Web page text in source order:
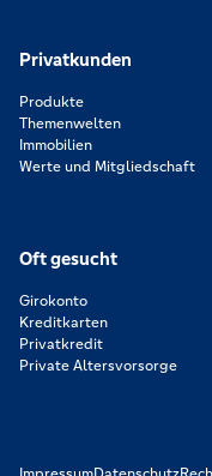
Privatkunden
Produkte
Themenwelten
Immobilien
Werte und Mitgliedschaft
Oft gesucht
Girokonto
Kreditkarten
Privatkredit
Private Altersvorsorge